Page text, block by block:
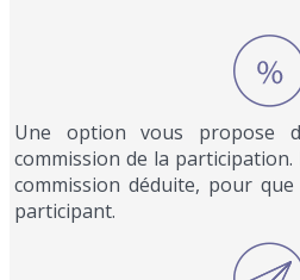
Une option vous propose
commission de la
commission déduite, pour
participant.